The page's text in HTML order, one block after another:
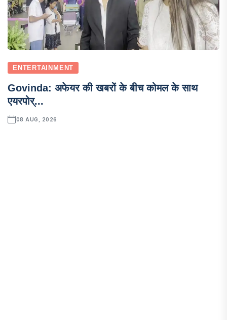
ENTERTAINMENT
Govinda: अफेयर की खबरों के बीच कोमल के साथ
एयरपोर्...
08 AUG, 2026